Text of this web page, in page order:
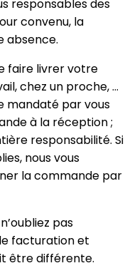
responsables des
convenu, la
absence.
faire livrer votre
chez un proche, ...
mandaté par vous
à la réception ;
responsabilité. Si
nous vous
la commande par
pas
facturation et
être différente.